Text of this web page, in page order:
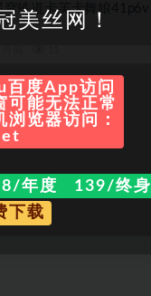
穹铁道卡芙卡舞娘41p6v
美丝网！
度App访问
可能无法正常
览器访问：
年度 139/终身
下载